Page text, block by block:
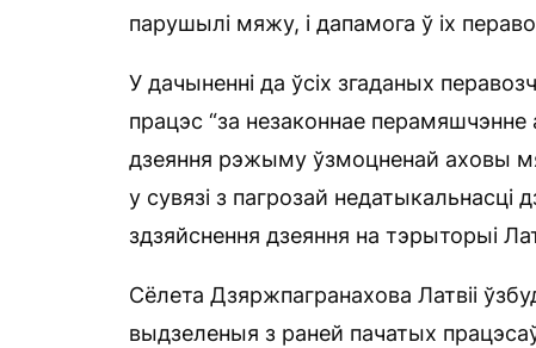
парушылі мяжу, і дапамога ў іх
У дачыненні да ўсіх згаданых
працэс “за незаконнае
дзеяння рэжыму ўзмоцненай аховы
у сувязі з пагрозай
здзяйснення дзеяння на тэрыторыі
Сёлета Дзяржпагранахова Латвіі
выдзеленыя з раней пачатых